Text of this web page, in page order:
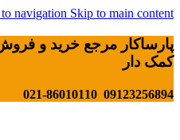
navigation Skip to main content
پارساکار مرجع خرید و
کمک دار
09123256894 021-86010110